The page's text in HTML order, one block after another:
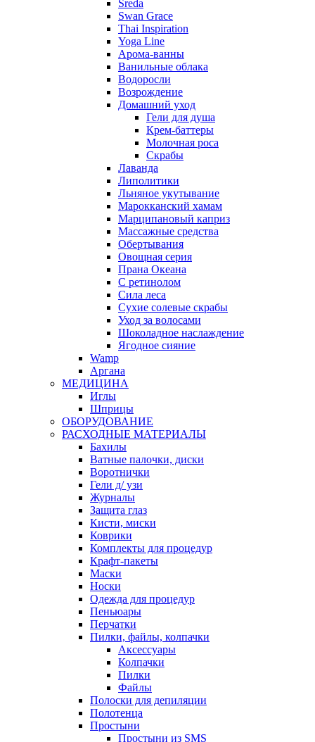
Sreda
Swan Grace
Thai Inspiration
Yoga Line
Арома-ванны
Ванильные облака
Водоросли
Возрождение
Домашний уход
Гели для душа
Крем-баттеры
Молочная роса
Скрабы
Лаванда
Липолитики
Льняное укутывание
Марокканский хамам
Марципановый каприз
Массажные средства
Обертывания
Овощная серия
Прана Океана
С ретинолом
Сила леса
Сухие солевые скрабы
Уход за волосами
Шоколадное наслаждение
Ягодное сияние
Wamp
Аргана
МЕДИЦИНА
Иглы
Шприцы
ОБОРУДОВАНИЕ
РАСХОДНЫЕ МАТЕРИАЛЫ
Бахилы
Ватные палочки, диски
Воротнички
Гели д/ узи
Журналы
Защита глаз
Кисти, миски
Коврики
Комплекты для процедур
Крафт-пакеты
Маски
Носки
Одежда для процедур
Пеньюары
Перчатки
Пилки, файлы, колпачки
Аксессуары
Колпачки
Пилки
Файлы
Полоски для депиляции
Полотенца
Простыни
Простыни из SMS